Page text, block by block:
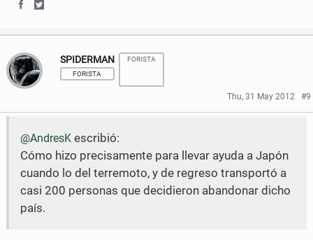
e
b
t
r
h
a
r
e
h
a
r
e
o
n
T
w
SPIDERMAN
FORISTA
FORISTA
Thu, 31 May 2012 #9
@AndresKescribió:
Cómo hizo precisamente para llevar ayuda a Japón
cuando lo del terremoto, y de regreso transportó a
casi 200 personas que decidieron abandonar dicho
país.